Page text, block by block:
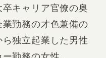
キャリア官僚の奥
勤務の才色兼備の
独立起業した男性